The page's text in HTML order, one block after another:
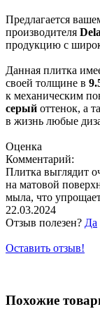
Предлагается
производителя
продукцию с
Данная плитка
своей толщине в
к механическим
серый оттенок, а
в жизнь любые
Оценка
Комментарий:
Плитка выглядит
на матовой
мыла, что
22.03.2024
Отзыв полезен? Да
Оставить отзыв!
Похожие